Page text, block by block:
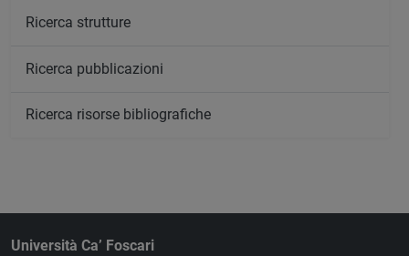
Ricerca strutture
Ricerca pubblicazioni
Ricerca risorse bibliografiche
Università Ca’ Foscari